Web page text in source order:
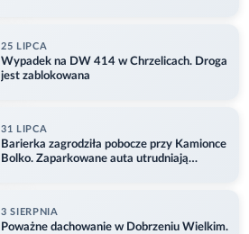
25 LIPCA
Wypadek na DW 414 w Chrzelicach. Droga
jest zablokowana
31 LIPCA
Barierka zagrodziła pobocze przy Kamionce
Bolko. Zaparkowane auta utrudniają
3 SIERPNIA
Poważne dachowanie w Dobrzeniu Wielkim.